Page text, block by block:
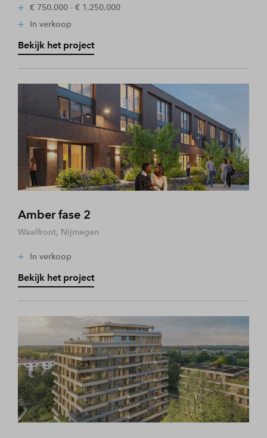
€ 750.000 - € 1.250.000
In verkoop
Bekijk het project
Amber fase 2
Waalfront, Nijmegen
In verkoop
Bekijk het project